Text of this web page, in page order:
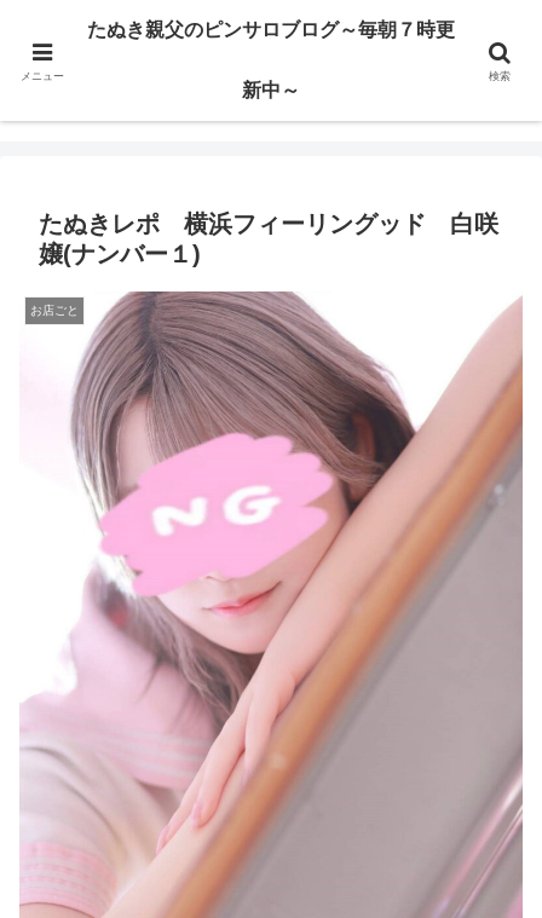
ハードサービス嬢を求めて3000回ピンサロで遊んだ親父
たぬき親父のピンサロブログ～毎朝７時更新中～
たぬきレポ 横浜フィーリングッド 白咲
嬢(ナンバー１)
お店ごと
メニュー
たぬき親父のピンサロブログ～毎朝７時更
新中～
検索